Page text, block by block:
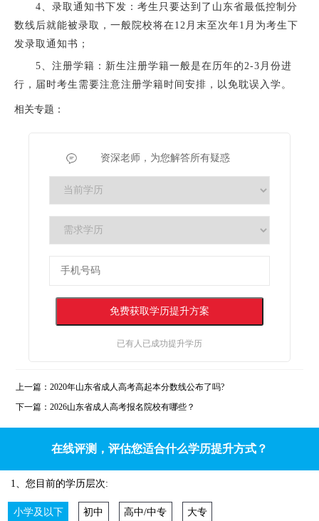
4、录取通知书下发：考生只要达到了山东省最低控制分
数线后就能被录取，一般院校将在12月末至次年1月为考生下
发录取通知书；
5、注册学籍：新生注册学籍一般是在历年的2-3月份进
行，届时考生需要注意注册学籍时间安排，以免耽误入学。
相关专题：
资深老师，为您解答所有疑惑
已有 人已成功提升学历
上一篇： 2020年山东省成人高考高起本分数线公布了吗?
下一篇： 2026山东省成人高考报名院校有哪些？
在线评测，评估您适合什么学历提升方式？
1、您目前的学历层次:
小学及以下 初中 高中/中专 大专